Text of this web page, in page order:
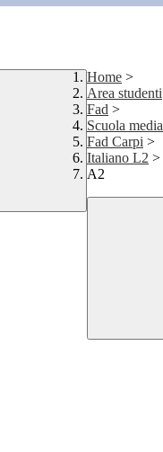
Home >
Area studenti
Fad >
Scuola media
Fad Carpi >
Italiano L2 >
A2